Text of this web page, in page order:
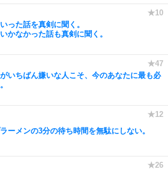
った話を真剣に聞く。
かなかった話も真剣に聞く。
いちばん嫌いな人こそ、今のあなたに最も必
ーメンの3分の待ち時間を無駄にしない。